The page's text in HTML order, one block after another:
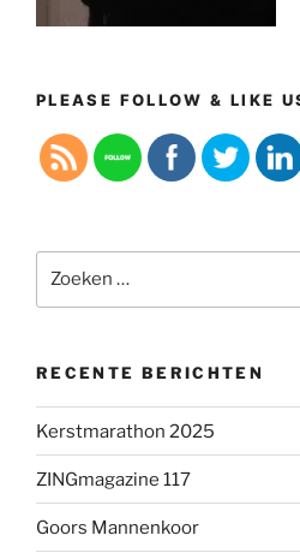
PLEASE FOLLOW & LIKE
naar:
RECENTE BERICHTEN
Kerstmarathon 2025
ZINGmagazine 117
Goors Mannenkoor